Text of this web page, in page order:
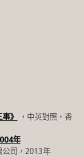
》
，中英對照，香
年
公司，2013年